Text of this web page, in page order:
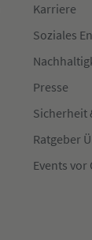
Karriere
Soziales
Presse
Sicherheit
Ratgeber
Events vor